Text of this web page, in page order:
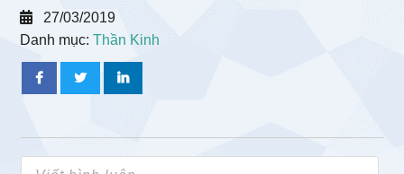
27/03/2019
Danh mục:Thần Kinh